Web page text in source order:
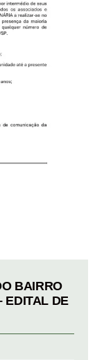
BAIRRO
EDITAL DE